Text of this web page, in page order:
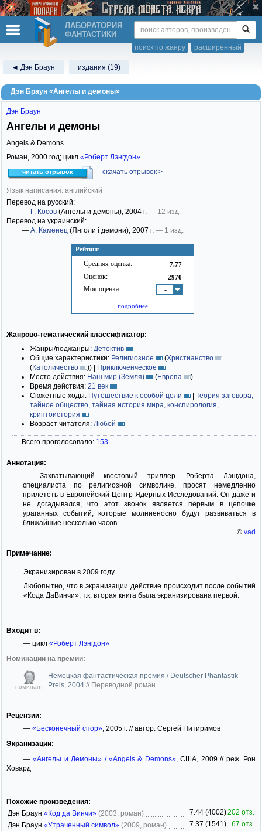
ЛАБОРАТОРИЯ
ФАНТАСТИКИ
расширенный
поиск по жанру
◄ Дэн Браун издания (19)
Дэн Браун «Ангелы и демоны»
Рейтинг
Средняя оценка: 7.77
Оценок: 2970
Моя оценка: -
подробнее
Дэн Браун
Ангелы и демоны
Angels & Demons
Роман, 2000 год; цикл «Роберт Лэнгдон»
читать отрывок скачать отрывок >
Язык написания: английский
Перевод на русский:
— Г. Косов (Ангелы и демоны); 2004 г. — 12 изд.
Перевод на украинский:
— А. Каменец (Янголи і демони); 2007 г. — 1 изд.
Жанрово-тематический классификатор:
Жанры/поджанры: Детектив
Общие характеристики: Религиозное (Христианство
(Католичество )) | Приключенческое
Место действия: Наш мир (Земля) (Европа
)
Время действия: 21 век
Сюжетные ходы: Путешествие к особой цели | Теория заговора,
тайное общество, тайная история мира, конспирология,
криптоистория
Возраст читателя: Любой
Всего проголосовало: 153
Аннотация:
Захватывающий квестовый триллер. Роберта Лэнгдона,
специалиста по религиозной символике, просят немедленно
прилететь в Европейский Центр Ядерных Исследований. Он даже и
не догадывался, что этот звонок является первым в цепочке
ураганных событий, которые молниеносно будут развиваться в
ближайшие несколько часов...
© vad
Примечание:
Экранизирован в 2009 году.
Любопытно, что в экранизации действие происходит после событий
«Кода ДаВинчи», т.к. вторая книга была экранизирована первой.
Входит в:
— цикл «Роберт Лэнгдон»
Номинации на премии:
номинант
Немецкая фантастическая премия / Deutscher Phantastik
Preis, 2004 // Переводной роман
Рецензии:
— «Бесконечный спор», 2005 г. // автор: Сергей Питиримов
Экранизации:
—«Ангелы и Демоны» / «Angels & Demons», США, 2009 // реж. Рон
Ховард
Похожие произведения:
Дэн Браун «Код да Винчи» (2003, роман) 7.44 (4002)202 отз.
Дэн Браун «Утраченный символ» (2009, роман) 7.37 (1541)
67 отз.